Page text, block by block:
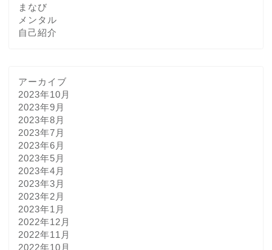
まなび
メンタル
自己紹介
アーカイブ
2023年10月
2023年9月
2023年8月
2023年7月
2023年6月
2023年5月
2023年4月
2023年3月
2023年2月
2023年1月
2022年12月
2022年11月
2022年10月